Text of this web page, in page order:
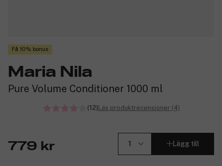
Få 10% bonus
Maria Nila
Pure Volume Conditioner 1000 ml
(12)Läs produktrecensioner (4)
779 kr Lägg till